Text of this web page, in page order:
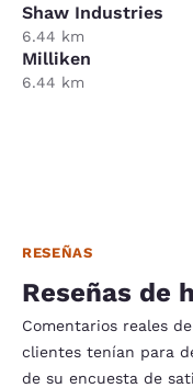
Shaw Industries
6.44 km
Milliken
6.44 km
RESEÑAS
Reseñas de
Comentarios reales
clientes tenían para
de su encuesta de